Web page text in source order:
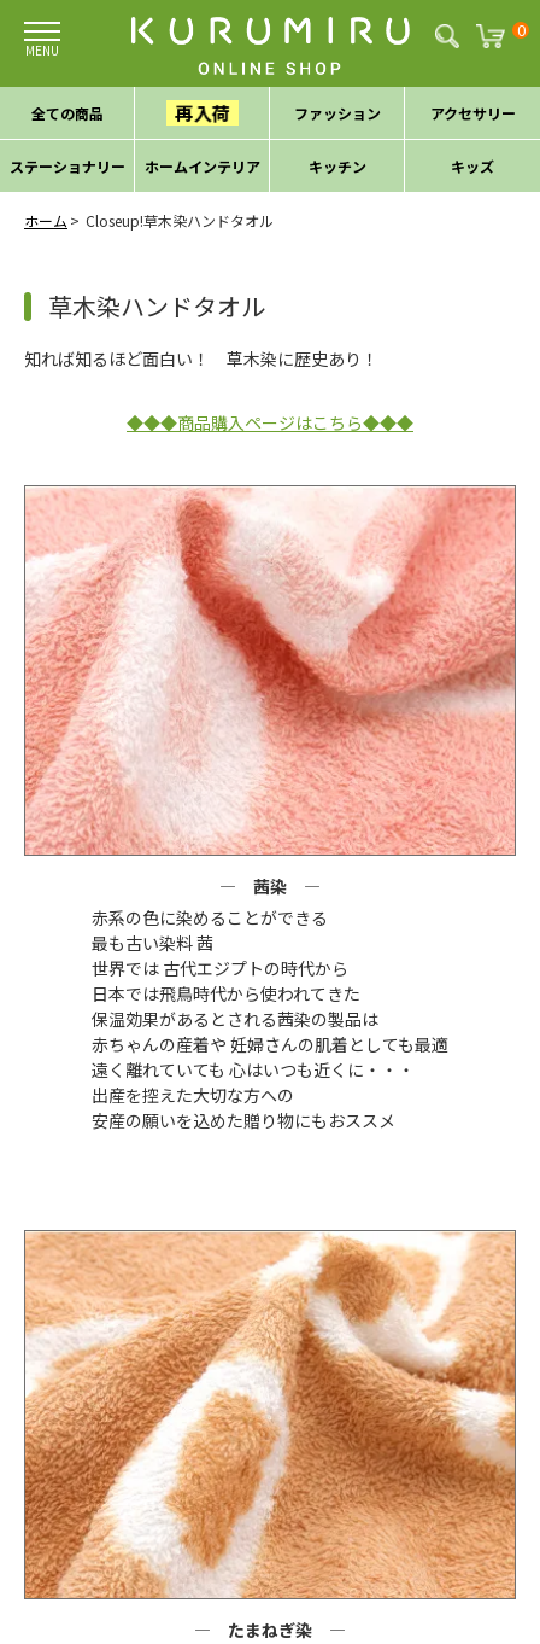
0
全ての商品 再入荷 ファッション アクセサリー
ステーショナリー ホームインテリア キッチン キッズ
ホーム Closeup!草木染ハンドタオル
草木染ハンドタオル
知れば知るほど面白い！ 草木染に歴史あり！
◆◆◆商品購入ページはこちら◆◆◆
茜染
赤系の色に染めることができる
最も古い染料 茜
世界では 古代エジプトの時代から
日本では飛鳥時代から使われてきた
保温効果があるとされる茜染の製品は
赤ちゃんの産着や 妊婦さんの肌着としても最適
遠く離れていても 心はいつも近くに・・・
出産を控えた大切な方への
安産の願いを込めた贈り物にもおススメ
たまねぎ染